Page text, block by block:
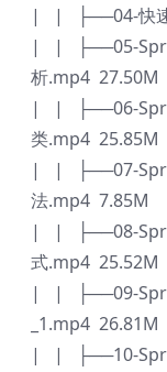
| | ├──04-快速
| | ├──05-
析.mp4 27.50M
| | ├──06-
类.mp4 25.85M
| | ├──07-
法.mp4 7.85M
| | ├──08-
式.mp4 25.52M
| | ├──09-
_1.mp4 26.81M
| | ├──10-